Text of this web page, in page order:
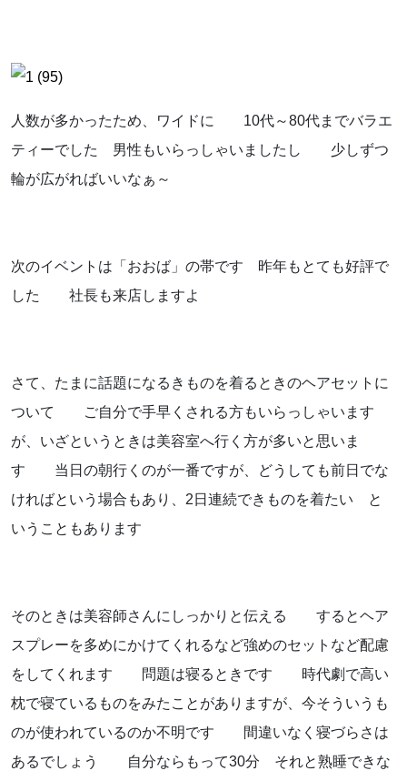
人数が多かったため、ワイドに 10代～80代までバラエ
ティーでした 男性もいらっしゃいましたし 少しずつ
輪が広がればいいなぁ～
次のイベントは「おおば」の帯です 昨年もとても好評で
した 社長も来店しますよ
さて、たまに話題になるきものを着るときのヘアセットに
ついて ご自分で手早くされる方もいらっしゃいます
が、いざというときは美容室へ行く方が多いと思いま
す 当日の朝行くのが一番ですが、どうしても前日でな
ければという場合もあり、2日連続できものを着たい と
いうこともあります
そのときは美容師さんにしっかりと伝える するとヘア
スプレーを多めにかけてくれるなど強めのセットなど配慮
をしてくれます 問題は寝るときです 時代劇で高い
枕で寝ているものをみたことがありますが、今そういうも
のが使われているのか不明です 間違いなく寝づらさは
あるでしょう 自分ならもって30分 それと熟睡できな